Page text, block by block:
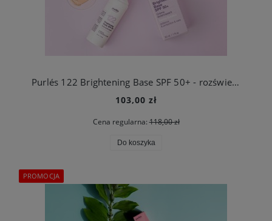
Purlés 122 Brightening Base SPF 50+ - rozświetlająca baza z filtem SPF 50+ 30 ml
103,00 zł
Cena regularna:118,00 zł
Do koszyka
PROMOCJA